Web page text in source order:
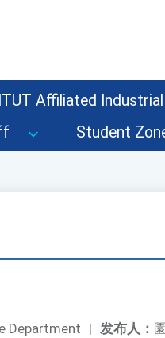
Affiliated
Student
发布人：
Department |